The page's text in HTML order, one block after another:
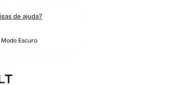
de ajuda?
Escuro